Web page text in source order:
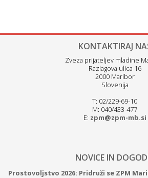
KONTAKTIRAJ
Zveza prijateljev mladine
Razlagova ulica 16
2000 Maribor
Slovenija
T: 02/229-69-10
M: 040/433-477
E: zpm@zpm-mb.si
NOVICE IN
Prostovoljstvo 2026: Pridruži se ZPM